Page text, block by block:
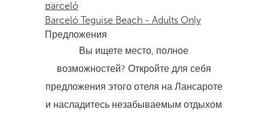
Barceló
Barceló Teguise Beach - Adults Only
Предложения
Вы ищете место, полное
возможностей? Откройте для себя
предложения этого отеля на Лансароте
и насладитесь незабываемым отдыхом